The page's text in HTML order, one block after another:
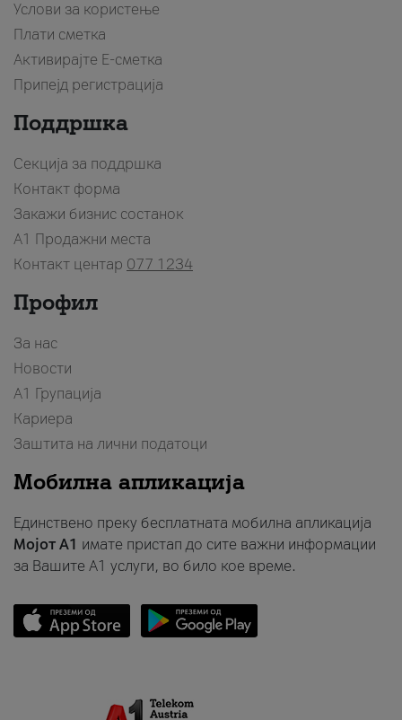
Услови за користење
Плати сметка
Активирајте Е-сметка
Припејд регистрација
Поддршка
Секција за поддршка
Контакт форма
Закажи бизнис состанок
A1 Продажни места
Контакт центар 077 1234
Профил
За нас
Новости
А1 Групација
Кариера
Заштита на лични податоци
Мобилна апликација
Единствено преку бесплатната мобилна апликација
Мојот A1 имате пристап до сите важни информации
за Вашите A1 услуги, во било кое време.